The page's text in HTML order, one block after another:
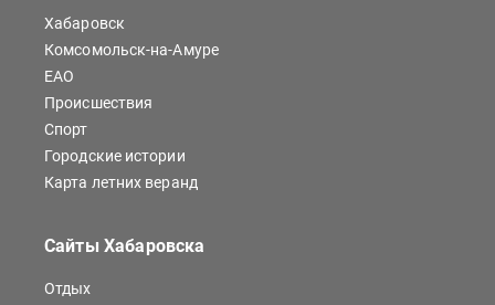
Хабаровск
Комсомольск-на-Амуре
ЕАО
Происшествия
Спорт
Городские истории
Карта летних веранд
Сайты Хабаровска
Отдых